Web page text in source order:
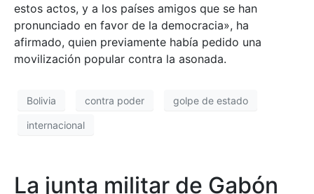
estos actos, y a los países amigos que se han
pronunciado en favor de la democracia», ha
afirmado, quien previamente había pedido una
movilización popular contra la asonada.
Bolivia contra poder golpe de estado
internacional
La junta militar de Gabón